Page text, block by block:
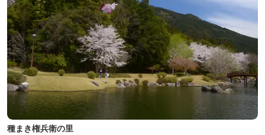
種まき権兵衛の里